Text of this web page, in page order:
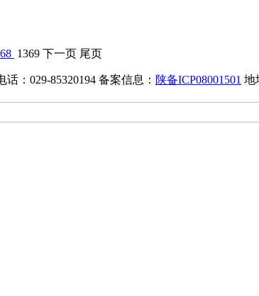
1369 下一页 尾页
话：029-85320194 备案信息： 陕备ICP08001501 地